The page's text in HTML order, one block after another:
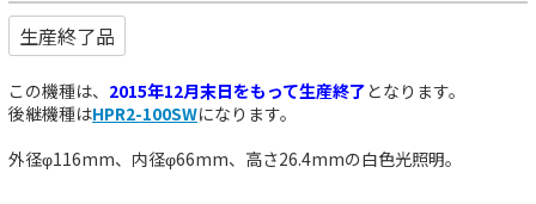
生産終了品
この機種は、 2015年12月末日をもって生産終了となります。
後継機種はHPR2-100SWになります。
外径φ116mm、内径φ66mm、高さ26.4mmの白色光照明。